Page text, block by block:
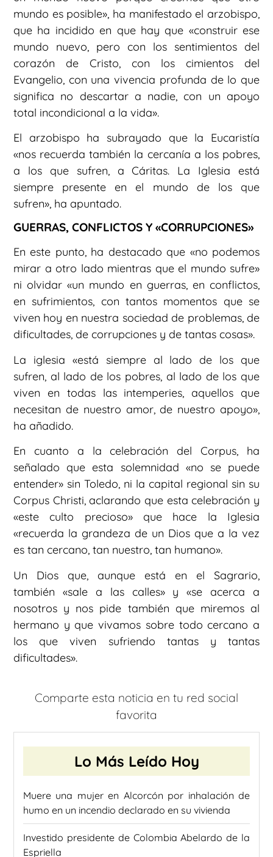
mundo es posible», ha manifestado el arzobispo,
que ha incidido en que hay que «construir ese
mundo nuevo, pero con los sentimientos del
corazón de Cristo, con los cimientos del
Evangelio, con una vivencia profunda de lo que
significa no descartar a nadie, con un apoyo
total incondicional a la vida».
El arzobispo ha subrayado que la Eucaristía
«nos recuerda también la cercanía a los pobres,
a los que sufren, a Cáritas. La Iglesia está
siempre presente en el mundo de los que
sufren», ha apuntado.
GUERRAS, CONFLICTOS Y «CORRUPCIONES»
En este punto, ha destacado que «no podemos
mirar a otro lado mientras que el mundo sufre»
ni olvidar «un mundo en guerras, en conflictos,
en sufrimientos, con tantos momentos que se
viven hoy en nuestra sociedad de problemas, de
dificultades, de corrupciones y de tantas cosas».
La iglesia «está siempre al lado de los que
sufren, al lado de los pobres, al lado de los que
viven en todas las intemperies, aquellos que
necesitan de nuestro amor, de nuestro apoyo»,
ha añadido.
En cuanto a la celebración del Corpus, ha
señalado que esta solemnidad «no se puede
entender» sin Toledo, ni la capital regional sin su
Corpus Christi, aclarando que esta celebración y
«este culto precioso» que hace la Iglesia
«recuerda la grandeza de un Dios que a la vez
es tan cercano, tan nuestro, tan humano».
Un Dios que, aunque está en el Sagrario,
también «sale a las calles» y «se acerca a
nosotros y nos pide también que miremos al
hermano y que vivamos sobre todo cercano a
los que viven sufriendo tantas y tantas
dificultades».
Comparte esta noticia en tu red social
favorita
Lo Más Leído Hoy
Muere una mujer en Alcorcón por inhalación de
humo en un incendio declarado en su vivienda
Investido presidente de Colombia Abelardo de la
Espriella